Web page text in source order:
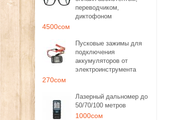
переводчиком,
диктофоном
4500сом
Пусковые зажимы для
подключения
аккумуляторов от
электроинструмента
270сом
Лазерный дальномер до
50/70/100 метров
1000сом